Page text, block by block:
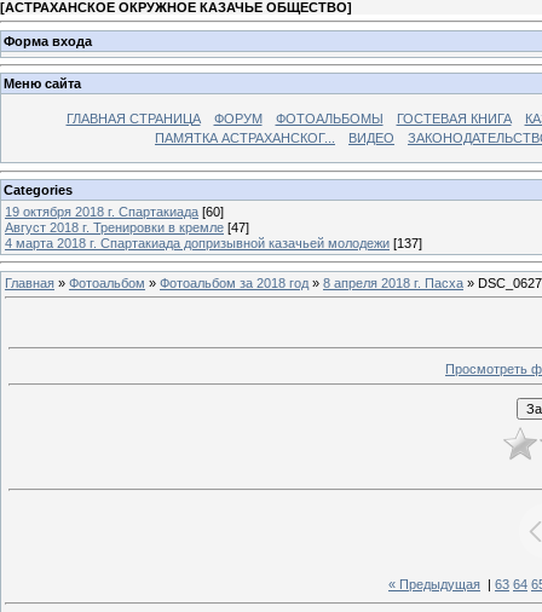
[АСТРАХАНСКОЕ ОКРУЖНОЕ КАЗАЧЬЕ ОБЩЕСТВО]
Форма входа
Меню сайта
ГЛАВНАЯ СТРАНИЦА ФОРУМ ФОТОАЛЬБОМЫ ГОСТЕВАЯ КНИГА
ПАМЯТКА АСТРАХАНСКОГ...
ВИДЕО
Categories
19 октября 2018 г. Спартакиада [60]
Август 2018 г. Тренировки в кремле [47]
4 марта 2018 г. Спартакиада допризывной казачьей молодежи [137]
Главная » Фотоальбом » Фотоальбом за 2018 год » 8 апреля 2018 г. Пасха » DSC_0627
Просмотреть
« Предыдущая 63 64